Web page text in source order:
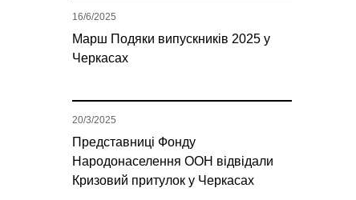
Марш Подяки випускників 2025 у
Черкасах
16/6/2025
Представниці Фонду
Народонаселення ООН відвідали
Кризовий притулок у Черкасах
20/3/2025